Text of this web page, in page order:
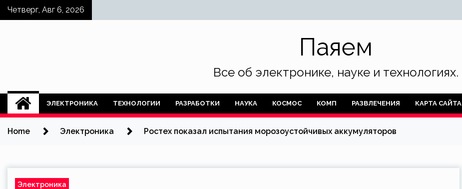
SkipЧетверг, Авг 6, 2026
Паяем
Все об электронике, науке и технологиях.
ЭЛЕКТРОНИКА ТЕХНОЛОГИИ РАЗРАБОТКИ НАУКА КОСМОС КОМП РАЗВЛЕЧЕНИЯ КАРТА САЙТА
Home Электроника Ростех показал испытания морозоустойчивых аккумуляторов
Электроника